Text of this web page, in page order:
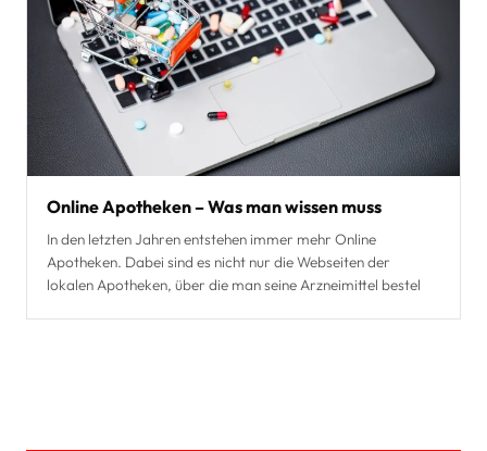
Online Apotheken – Was man wissen muss
In den letzten Jahren entstehen immer mehr Online
Apotheken. Dabei sind es nicht nur die Webseiten der
lokalen Apotheken, über die man seine Arzneimittel bestel